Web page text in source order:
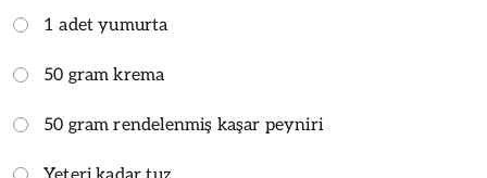
1 adet yumurta
50 gram krema
50 gram rendelenmiş kaşar peyniri